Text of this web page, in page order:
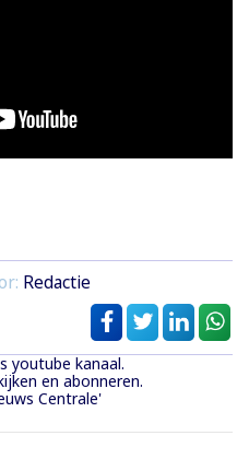
Redactie
youtube kanaal.
en abonneren.
Centrale'